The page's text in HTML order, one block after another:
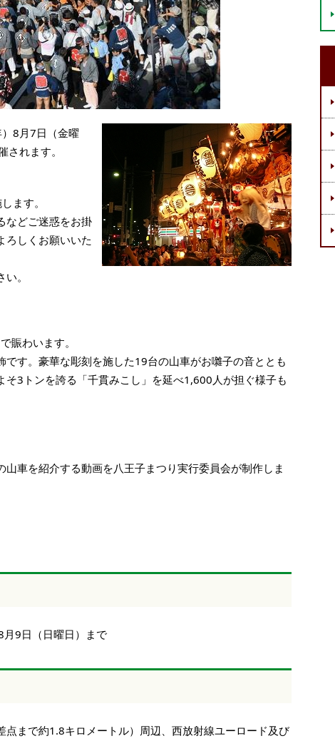
8月7日（金曜
れます。
ます。
などご迷惑をお掛
ろしくお願いいた
。
賑わいます。
す。豪華な彫刻を施した19台の山車がお囃子の音ととも
3トンを誇る「千貫みこし」を延べ1,600人が担ぐ様子も
車を紹介する動画を八王子まつり実行委員会が制作しま
9日（日曜日）まで
まで約1.8キロメートル）周辺、西放射線ユーロード及び